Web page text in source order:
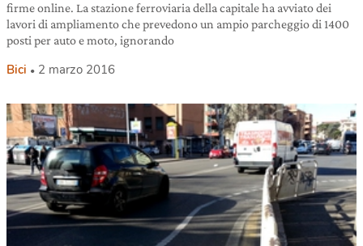
firme online. La stazione ferroviaria della capitale ha avviato dei
lavori di ampliamento che prevedono un ampio parcheggio di 1400
posti per auto e moto, ignorando
Bici 2 marzo 2016